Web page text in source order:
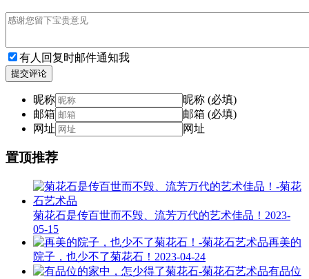
有人回复时邮件通知我
提交评论
昵称
昵称 (必填)
邮箱
邮箱 (必填)
网址
网址
置顶推荐
菊花石是传百世而不毁、流芳万代的艺术佳品！ 2023-
05-15
再美的
院子，也少不了菊花石！ 2023-04-24
有品位